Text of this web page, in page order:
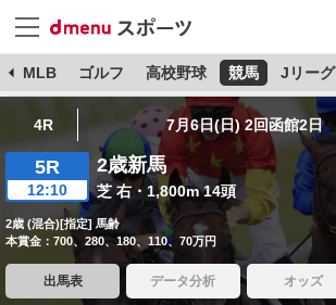
MLB ゴルフ 高校野球 競馬 Jリーグ
4R 7月6日(日) 2回函館2日
5R
12:10
2歳新馬
芝 右・1,800m 14頭
2歳 (混合)[指定] 馬齢
本賞金：700、280、180、110、70万円
出馬表 データ分析 オッズ